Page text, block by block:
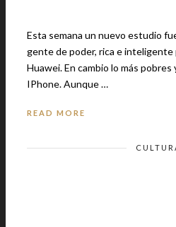
Esta semana un nuevo estudio
gente de poder, rica e
Huawei. En cambio lo más
IPhone. Aunque …
READ MORE